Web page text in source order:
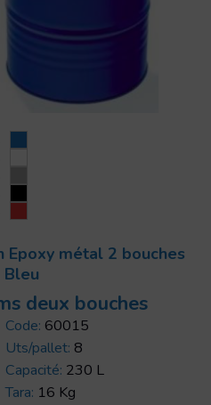
Epoxy métal 2 bouches
Bleu
deux bouches
Code: 60015
Uts/pallet: 8
Capacité: 230 L
Tara: 16 Kg